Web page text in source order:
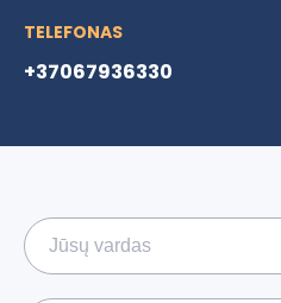
TELEFONAS
+37067936330